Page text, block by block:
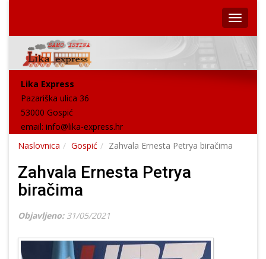
Lika Express
Pazariška ulica 36
53000 Gospić
email: info@lika-express.hr
Naslovnica
Gospić Zahvala Ernesta Petrya biračima
Zahvala Ernesta Petrya
biračima
Objavljeno: 31/05/2021